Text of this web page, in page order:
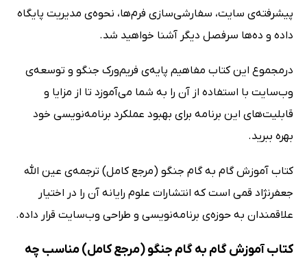
پیشرفته‌ی سایت، سفارشی‌سازی فرم‌ها، نحوه‌ی مدیریت پایگاه
داده و ده‌ها سرفصل دیگر آشنا خواهید شد.
درمجموع این کتاب مفاهیم پایه‌ی فریم‌ورک جنگو و توسعه‌ی
وب‌سایت با استفاده از آن را به شما می‌آموزد تا از مزایا و
قابلیت‌های این برنامه برای بهبود عملکرد برنامه‌نویسی خود
بهره ببرید.
کتاب آموزش گام به گام جنگو (مرجع کامل) ترجمه‌ی عین الله
جعفرنژاد قمی است که انتشارات علوم رایانه آن را در اختیار
علاقمندان به حوزه‌ی برنامه‌نویسی و طراحی وب‌سایت قرار داده.
کتاب آموزش گام به گام جنگو (مرجع کامل) مناسب چه